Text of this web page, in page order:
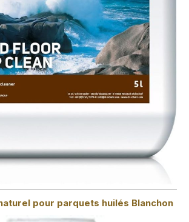
pour parquets huilés Blanchon